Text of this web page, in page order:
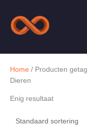
Home / Producten
Dieren
Enig resultaat